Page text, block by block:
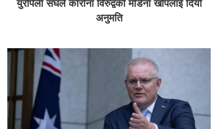
युरोपेली संघले कोरोना विरुद्वको मोर्डना खोपलाई दियो
अनुमति